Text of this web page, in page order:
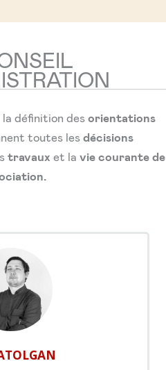
la définition des orientations
toutes lesdécisions
travaux et la vie courante de